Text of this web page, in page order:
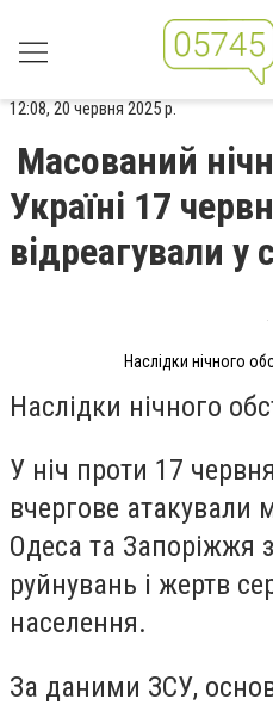
12:08, 20 червня 2025 р.
Масований
Україні 17
відреагували у
Наслідки нічного
Наслідки нічного
У ніч проти 17
вчергове атакували
Одеса та Запоріжжя
руйнувань і жертв
населення.
За даними ЗСУ,